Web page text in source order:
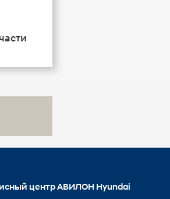
центр АВИЛОН Hyundai